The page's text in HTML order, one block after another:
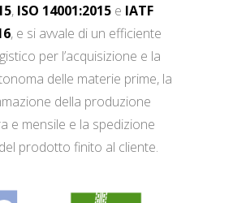
, ISO 14001:2015e IATF
, e si avvale di un efficiente
per l’acquisizione e la
delle materie prime, la
della produzione
e mensile e la spedizione
prodotto finito al cliente.